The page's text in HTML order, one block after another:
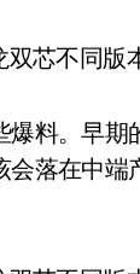
料。早期
落在中端